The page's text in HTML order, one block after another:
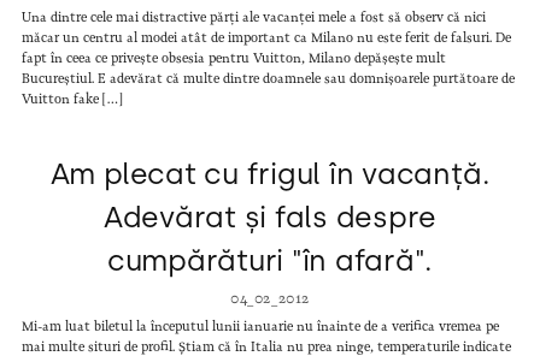
Una dintre cele mai distractive părți ale vacanței mele a fost să observ că nici
măcar un centru al modei atât de important ca Milano nu este ferit de falsuri. De
fapt în ceea ce privește obsesia pentru Vuitton, Milano depășește mult
Bucureștiul. E adevărat că multe dintre doamnele sau domnișoarele purtătoare de
Vuitton fake […]
Am plecat cu frigul în vacanță.
Adevărat și fals despre
cumpărături "în afară".
04_02_2012
Mi-am luat biletul la începutul lunii ianuarie nu înainte de a verifica vremea pe
mai multe situri de profil. Știam că în Italia nu prea ninge, temperaturile indicate